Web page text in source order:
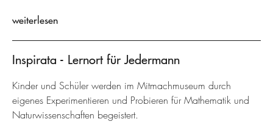
weiterlesen
Inspirata - Lernort für Jedermann
Kinder und Schüler werden im Mitmachmuseum durch
eigenes Experimentieren und Probieren für Mathematik und
Naturwissenschaften begeistert.